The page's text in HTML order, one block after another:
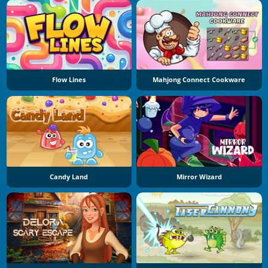
Flow Lines Mahjong Connect Cookware
Candy Land Mirror Wizard